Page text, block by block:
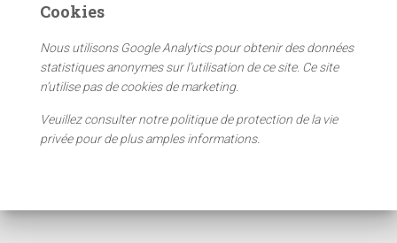
Cookies
Nous utilisons Google Analytics pour obtenir des données
statistiques anonymes sur l’utilisation de ce site. Ce site
n’utilise pas de cookies de marketing.
Veuillez consulter notre politique de protection de la vie
privée pour de plus amples informations.